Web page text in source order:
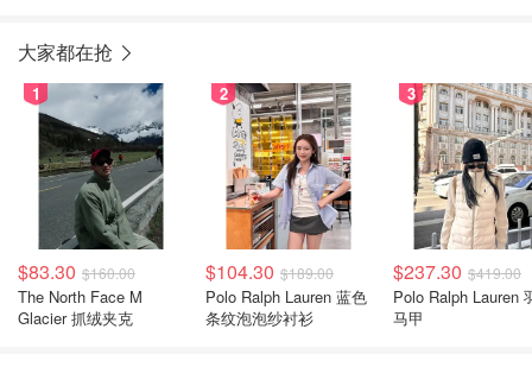
大家都在抢
1
$83.30 $160.00
The North Face M
Glacier 抓绒夹克
2
$104.30 $189.00
Polo Ralph Lauren 蓝色
条纹泡泡纱衬衫
3
$237.30 $419.00
Polo Ralph Lauren
马甲